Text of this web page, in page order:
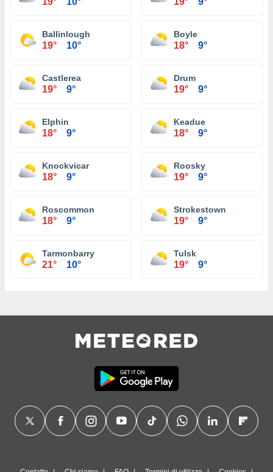
Ballinlough
19° 10°
Boyle
18° 9°
Castlerea
19° 9°
Drum
19° 9°
Elphin
18° 9°
Keadue
18° 9°
Knockvicar
18° 9°
Roosky
19° 9°
Roscommon
18° 9°
Strokestown
19° 9°
Tarmonbarry
21° 10°
Tulsk
19° 9°